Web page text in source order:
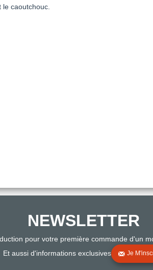
caoutchouc.
NEWSLETTER
pour votre première commande d'un
Et aussi d'informations exclusives
Je